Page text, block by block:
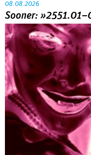
08.08.2026
Sooner: